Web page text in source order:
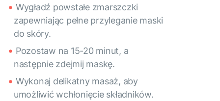
Wygładź powstałe zmarszczki
zapewniając pełne przyleganie maski
do skóry.
Pozostaw na 15-20 minut, a
następnie zdejmij maskę.
Wykonaj delikatny masaż, aby
umożliwić wchłonięcie składników.